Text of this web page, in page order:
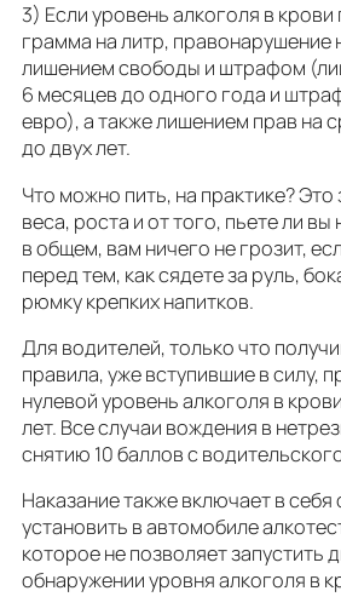
3) Если уровень алкоголя в крови
грамма на литр, правонарушение
лишением свободы и штрафом
6 месяцев до одного года и
евро), а также лишением прав на
до двух лет.
Что можно пить, на практике? Это
веса, роста и от того, пьете ли
в общем, вам ничего не грозит,
перед тем, как сядете за руль,
рюмку крепких напитков.
Для водителей, только что
правила, уже вступившие в силу,
нулевой уровень алкоголя в
лет. Все случаи вождения в
снятию 10 баллов с
Наказание также включает в себя
установить в автомобиле
которое не позволяет запустить
обнаружении уровня алкоголя в